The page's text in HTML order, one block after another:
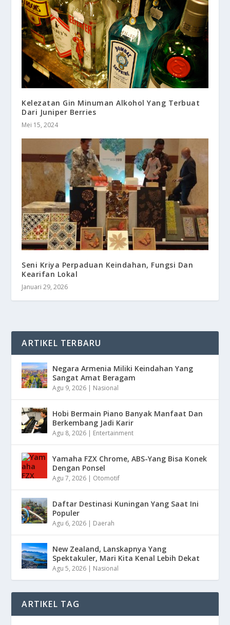
Kelezatan Gin Minuman Alkohol Yang Terbuat
Dari Juniper Berries
Mei 15, 2024
Seni Kriya Perpaduan Keindahan, Fungsi Dan
Kearifan Lokal
Januari 29, 2026
ARTIKEL TERBARU
Negara Armenia Miliki Keindahan Yang
Sangat Amat Beragam
Agu 9, 2026 | Nasional
Hobi Bermain Piano Banyak Manfaat Dan
Berkembang Jadi Karir
Agu 8, 2026 | Entertainment
Yamaha FZX Chrome, ABS-Yang Bisa Konek
Dengan Ponsel
Agu 7, 2026 | Otomotif
Daftar Destinasi Kuningan Yang Saat Ini
Populer
Agu 6, 2026 | Daerah
New Zealand, Lanskapnya Yang
Spektakuler, Mari Kita Kenal Lebih Dekat
Agu 5, 2026 | Nasional
ARTIKEL TAG